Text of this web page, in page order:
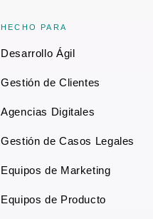
HECHO PARA
Desarrollo Ágil
Gestión de Clientes
Agencias Digitales
Gestión de Casos Legales
Equipos de Marketing
Equipos de Producto